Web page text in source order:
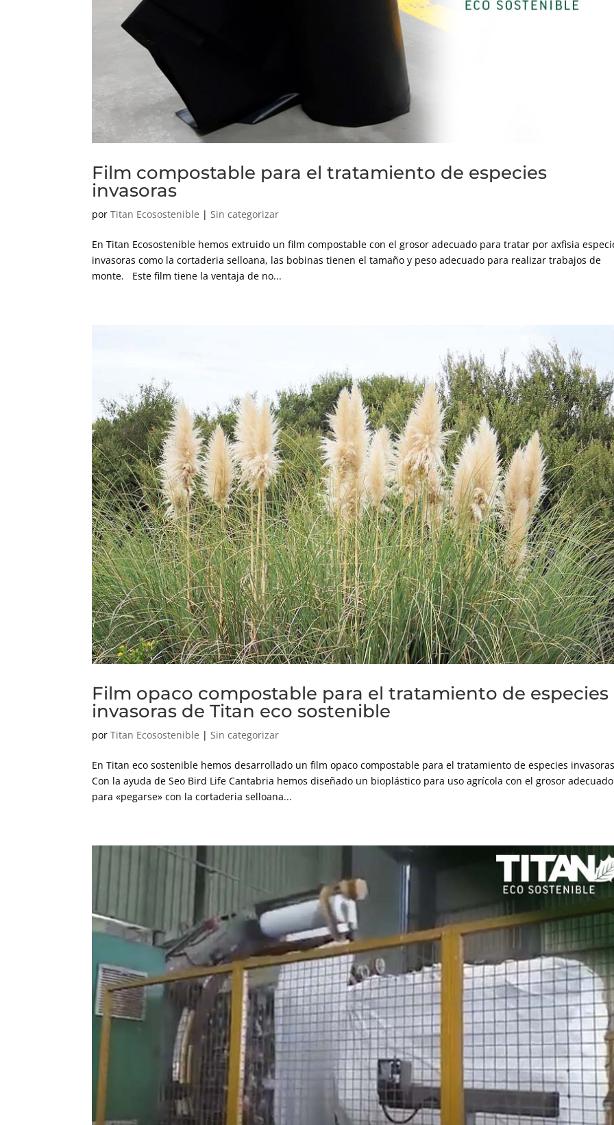
Film compostable para el tratamiento de especies
invasoras
porTitan Ecosostenible |Sin categorizar
En Titan Ecosostenible hemos extruido un film compostable con el grosor adecuado para tratar por axfisia
invasoras como la cortaderia selloana, las bobinas tienen el tamaño y peso adecuado para realizar trabajos de
monte. Este film tiene la ventaja de no...
Film opaco compostable para el tratamiento de especies
invasoras de Titan eco sostenible
porTitan Ecosostenible |Sin categorizar
En Titan eco sostenible hemos desarrollado un film opaco compostable para el tratamiento de especies
Con la ayuda de Seo Bird Life Cantabria hemos diseñado un bioplástico para uso agrícola con el grosor adecuado
para «pegarse» con la cortaderia selloana...